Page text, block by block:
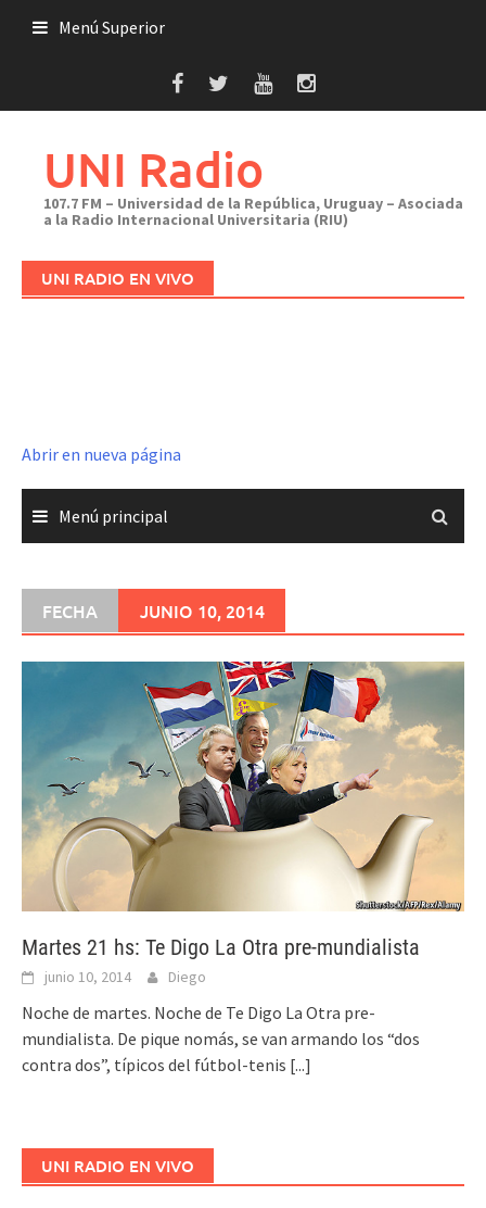
Menú Superior
UNI Radio
107.7 FM – Universidad de la República, Uruguay – Asociada
a la Radio Internacional Universitaria (RIU)
UNI RADIO EN VIVO
Abrir en nueva página
Menú principal
FECHA JUNIO 10, 2014
Martes 21 hs: Te Digo La Otra pre-mundialista
junio 10, 2014 Diego
Noche de martes. Noche de Te Digo La Otra pre-
mundialista. De pique nomás, se van armando los “dos
contra dos”, típicos del fútbol-tenis [...]
UNI RADIO EN VIVO